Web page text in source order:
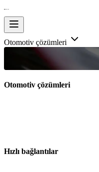
Otomotiv çözümleri
Otomotiv çözümleri
Hızlı bağlantılar